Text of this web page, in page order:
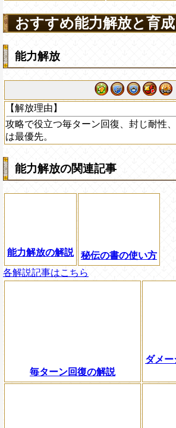
おすすめ能力解放と育成
能力解放
【解放理由】
攻略で役立つ毎ターン回復、封じ耐性
は最優先。
能力解放の関連記事
能力解放の解説
秘伝の書の使い方
各解説記事はこちら
毎ターン回復の解説
ダメ